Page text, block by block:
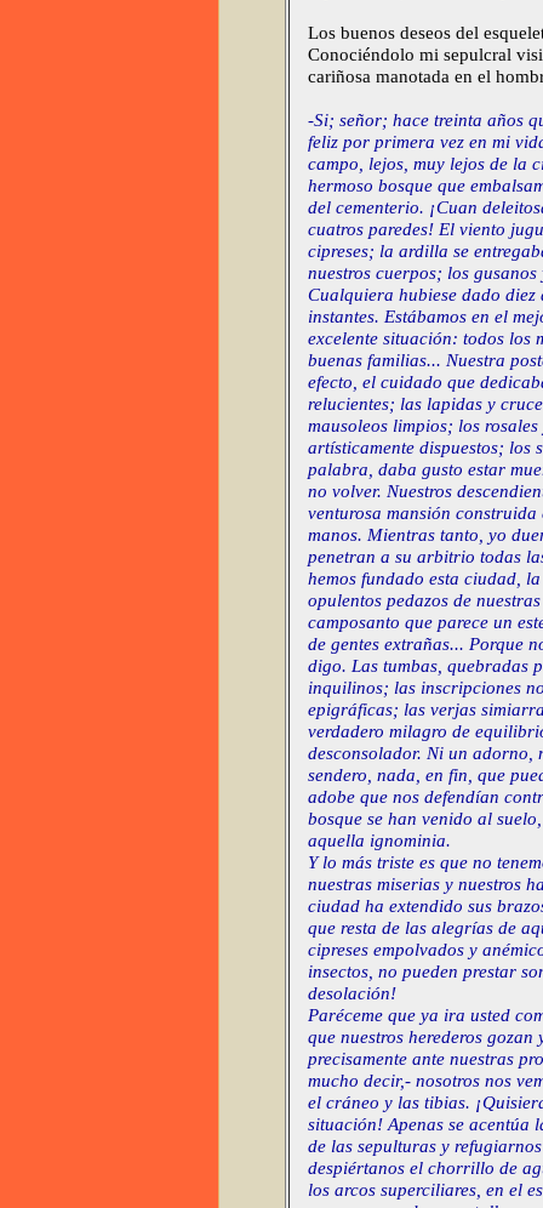
Los buenos deseos del
Conociéndolo mi sepulcral
cariñosa manotada en el
-Si; señor; hace treinta años
feliz por primera vez en mi
campo, lejos, muy lejos de la
hermoso bosque que
del cementerio. ¡Cuan
cuatros paredes! El viento
cipreses; la ardilla se
nuestros cuerpos; los
Cualquiera hubiese dado
instantes. Estábamos en el
excelente situación: todos los
buenas familias... Nuestra
efecto, el cuidado que
relucientes; las lapidas y
mausoleos limpios; los
artísticamente dispuestos; los
palabra, daba gusto estar
no volver. Nuestros
venturosa mansión
manos. Mientras tanto, yo
penetran a su arbitrio todas
hemos fundado esta ciudad,
opulentos pedazos de
camposanto que parece un
de gentes extrañas... Porque
digo. Las tumbas, quebradas
inquilinos; las inscripciones
epigráficas; las verjas
verdadero milagro de
desconsolador. Ni un
sendero, nada, en fin, que
adobe que nos defendían
bosque se han venido al
aquella ignominia.
Y lo más triste es que no
nuestras miserias y nuestros
ciudad ha extendido sus
que resta de las alegrías de
cipreses empolvados y
insectos, no pueden prestar
desolación!
Paréceme que ya ira usted
que nuestros herederos
precisamente ante nuestras
mucho decir,- nosotros nos
el cráneo y las tibias.
situación! Apenas se acentúa
de las sepulturas y
despiértanos el chorrillo de
los arcos superciliares, en el